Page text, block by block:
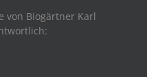
von Biogärtner Karl